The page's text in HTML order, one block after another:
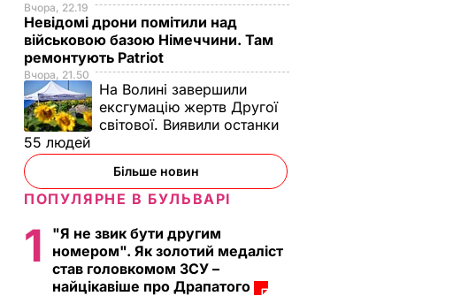
Вчора, 22.19
Невідомі дрони помітили над
військовою базою Німеччини. Там
ремонтують Patriot
Вчора, 21.50
На Волині завершили
ексгумацію жертв Другої
світової. Виявили останки
55 людей
Більше новин
ПОПУЛЯРНЕ В БУЛЬВАРІ
1
"Я не звик бути другим
номером". Як золотий медаліст
став головкомом ЗСУ –
найцікавіше про Драпатого